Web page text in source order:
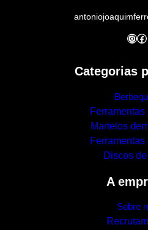
InstagramFacebook
Categorias
Ferramentas
Martelos
Discos
A
Sobre